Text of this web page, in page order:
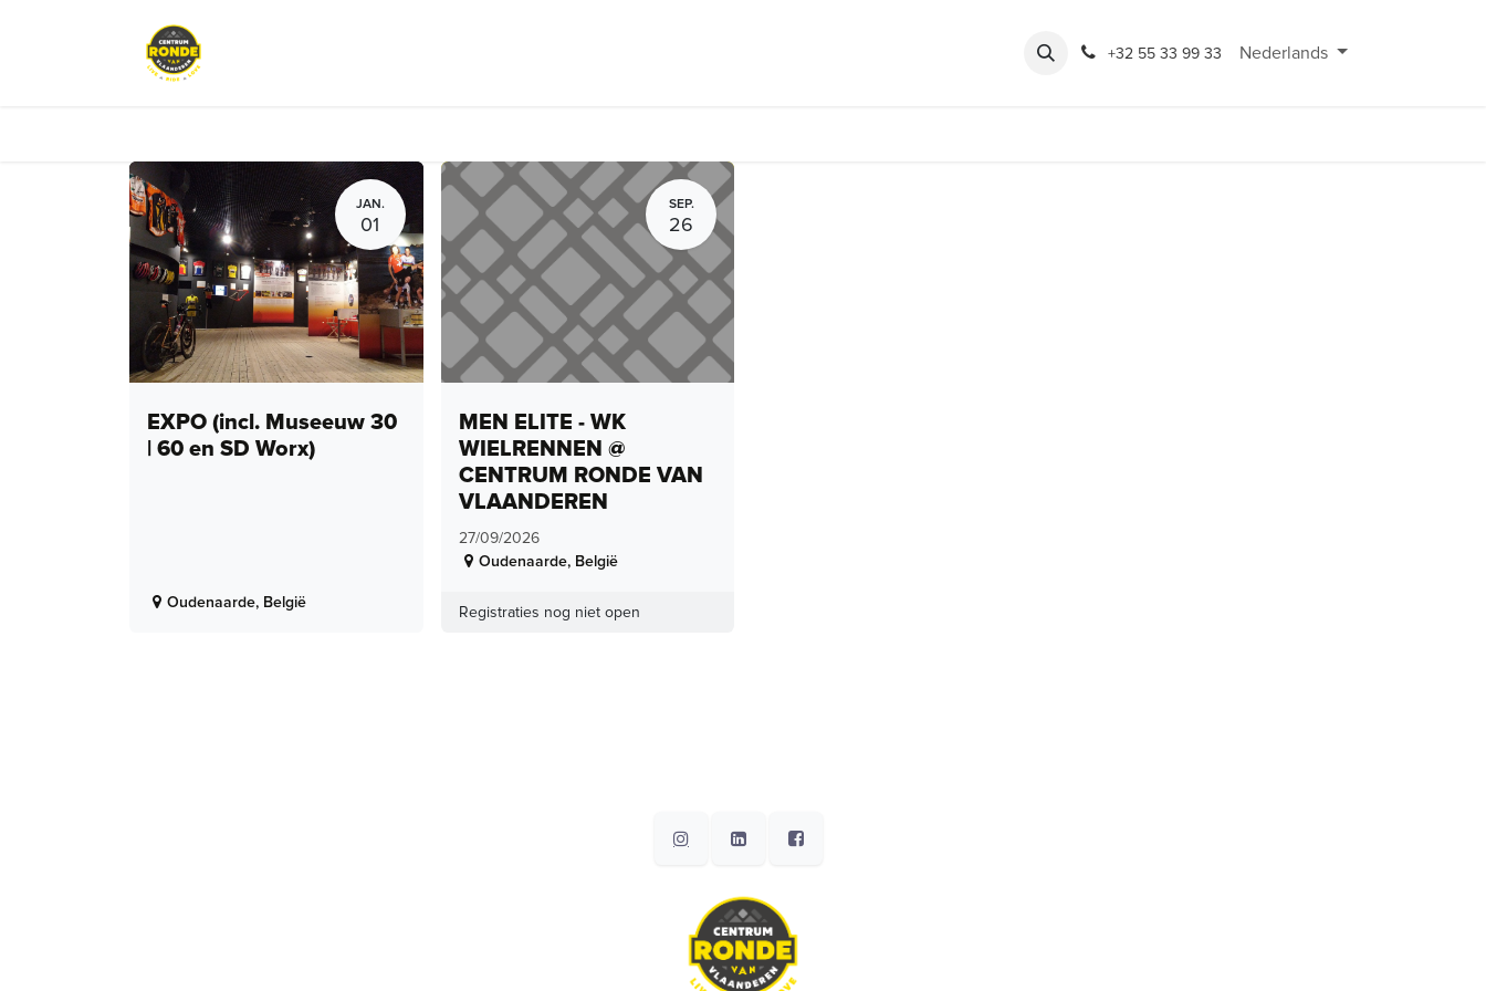
Rondeshop Contact en openingsuren
+32 55 33 99 33 Nederlands
JAN.
01
EXPO (incl. Museeuw 30
| 60 en SD Worx)
Oudenaarde, België
SEP.
26
MEN ELITE - WK
WIELRENNEN @
CENTRUM RONDE VAN
VLAANDEREN
27/09/2026
Oudenaarde, België
Registraties nog niet open